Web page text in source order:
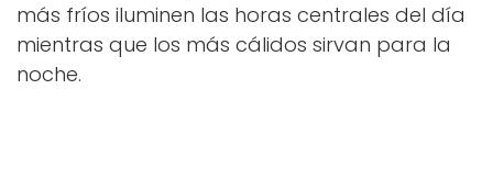
más fríos iluminen las horas centrales del día
mientras que los más cálidos sirvan para la
noche.